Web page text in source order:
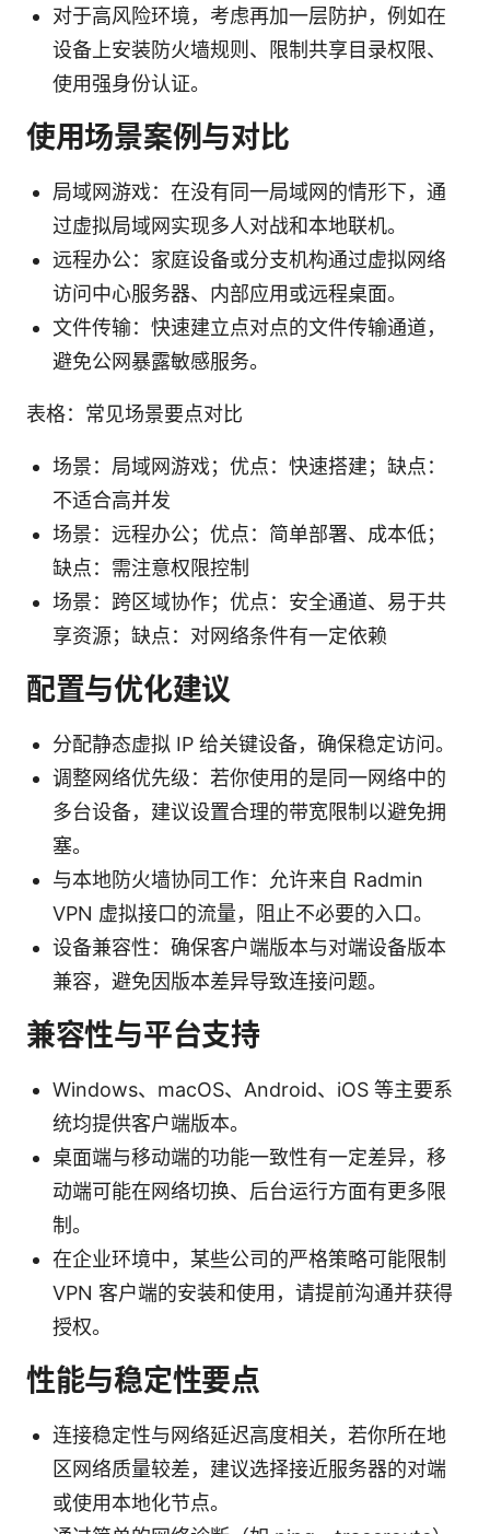
对于高风险环境，考虑再加一层防护，例如在
设备上安装防火墙规则、限制共享目录权限、
使用强身份认证。
使用场景案例与对比
局域网游戏：在没有同一局域网的情形下，通
过虚拟局域网实现多人对战和本地联机。
远程办公：家庭设备或分支机构通过虚拟网络
访问中心服务器、内部应用或远程桌面。
文件传输：快速建立点对点的文件传输通道，
避免公网暴露敏感服务。
表格：常见场景要点对比
场景：局域网游戏；优点：快速搭建；缺点：
不适合高并发
场景：远程办公；优点：简单部署、成本低；
缺点：需注意权限控制
场景：跨区域协作；优点：安全通道、易于共
享资源；缺点：对网络条件有一定依赖
配置与优化建议
分配静态虚拟 IP 给关键设备，确保稳定访问。
调整网络优先级：若你使用的是同一网络中的
多台设备，建议设置合理的带宽限制以避免拥
塞。
与本地防火墙协同工作：允许来自 Radmin
VPN 虚拟接口的流量，阻止不必要的入口。
设备兼容性：确保客户端版本与对端设备版本
兼容，避免因版本差异导致连接问题。
兼容性与平台支持
Windows、macOS、Android、iOS 等主要系
统均提供客户端版本。
桌面端与移动端的功能一致性有一定差异，移
动端可能在网络切换、后台运行方面有更多限
制。
在企业环境中，某些公司的严格策略可能限制
VPN 客户端的安装和使用，请提前沟通并获得
授权。
性能与稳定性要点
连接稳定性与网络延迟高度相关，若你所在地
区网络质量较差，建议选择接近服务器的对端
或使用本地化节点。